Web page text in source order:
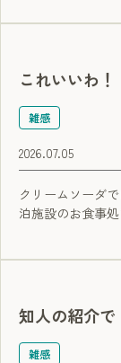
これいいわ！
雑感
2026.07.05
クリームソーダ
泊施設のお食事
知人の紹介で
雑感